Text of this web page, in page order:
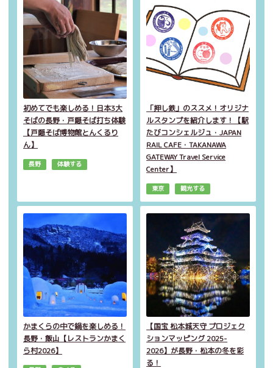
初めてでも楽しめる！日本3大
そばの長野・戸隠そば打ち体験
【戸隠そば博物館とんくるり
ん】
長野 体験する
「押し鉄」のススメ！オリジナ
ルスタンプを紹介します！【駅
たびコンシェルジュ・JAPAN
RAIL CAFE・TAKANAWA
GATEWAY Travel Service
Center】
東京 観光する
かまくらの中で鍋を楽しめる！
長野・飯山【レストランかまく
ら村2026】
【国宝 松本城天守 プロジェク
ションマッピング 2025-
2026】が長野・松本の冬を彩
る！